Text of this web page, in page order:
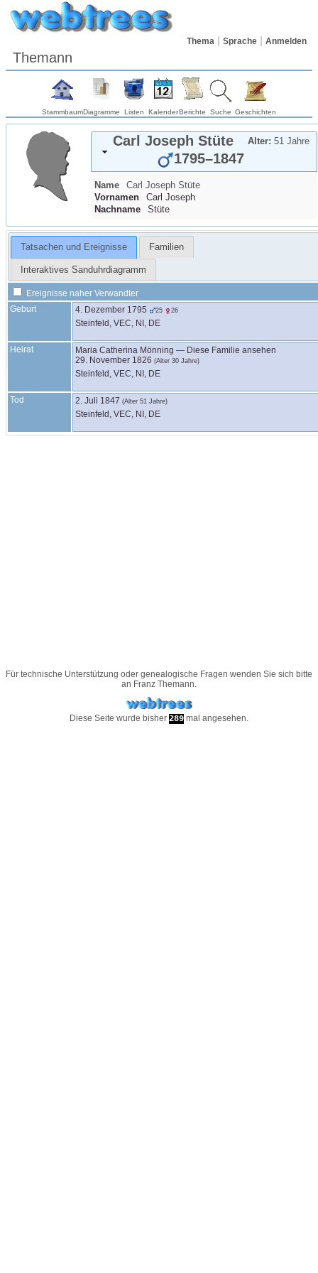
Thema Sprache Anmelden
Themann
StammbaumDiagramme Listen KalenderBerichte Suche Geschichten
Carl Joseph Stüte Alter: 51 Jahre
1795–1847
Name Carl Joseph Stüte
Vornamen
Carl Joseph
Nachname
Stüte
Tatsachen und Ereignisse Familien
Interaktives Sanduhrdiagramm
Ereignisse naher Verwandter
Geburt
4. Dezember 1795 25 26
Steinfeld, VEC, NI, DE
Heirat Maria Catherina Mönning — Diese Familie ansehen
29. November 1826 (Alter 30 Jahre)
Steinfeld, VEC, NI, DE
Tod 2. Juli 1847 (Alter 51 Jahre)
Steinfeld, VEC, NI, DE
Für technische Unterstützung oder genealogische Fragen wenden Sie sich bitte
an Franz Themann.
Diese Seite wurde bisher 289 mal angesehen.